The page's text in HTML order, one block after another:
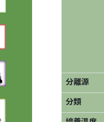
分離源
分類